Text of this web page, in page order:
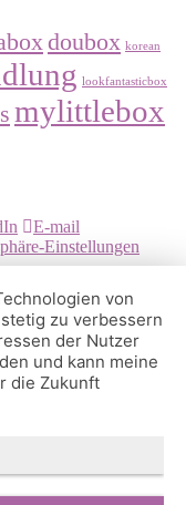
doubox korean
lookfantasticbox
mylittlebox
E-mail
Einstellungen
von
zu verbessern
der Nutzer
und kann meine
die Zukunft